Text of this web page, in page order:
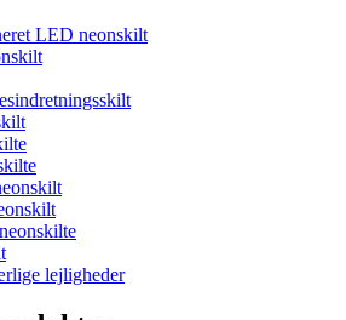
LED neonskilt
lejligheder